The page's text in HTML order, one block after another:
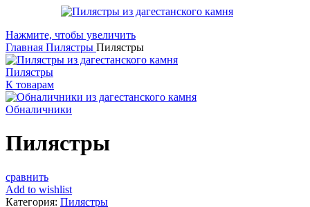
Нажмите, чтобы увеличить
Главная Пилястры Пилястры
Пилястры
К товарам
Обналичники
Пилястры
сравнить
Add to wishlist
Категория: Пилястры